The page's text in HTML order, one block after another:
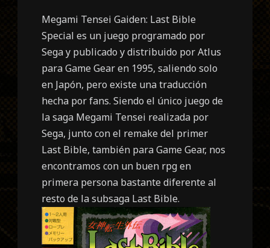
Megami Tensei Gaiden: Last Bible
Special es un juego programado por
Sega y publicado y distribuido por Atlus
para Game Gear en 1995, saliendo solo
en Japón, pero existe una traducción
hecha por fans. Siendo el único juego de
la saga Megami Tensei realizada por
Sega, junto con el remake del primer
Last Bible, también para Game Gear, nos
encontramos con un buen rpg en
primera persona bastante diferente al
resto de la subsaga Last Bible.